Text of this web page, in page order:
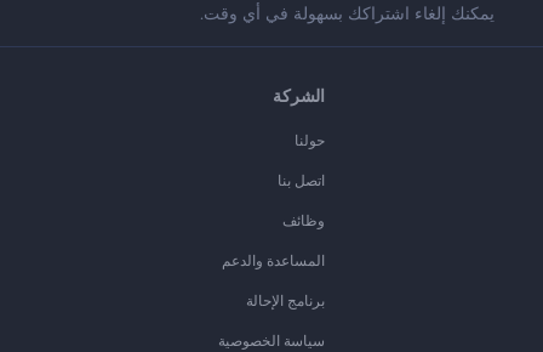
يمكنك إلغاء اشتراكك بسهولة في أي وقت.
الشركة
حولنا
اتصل بنا
وظائف
المساعدة والدعم
برنامج الإحالة
سياسة الخصوصية